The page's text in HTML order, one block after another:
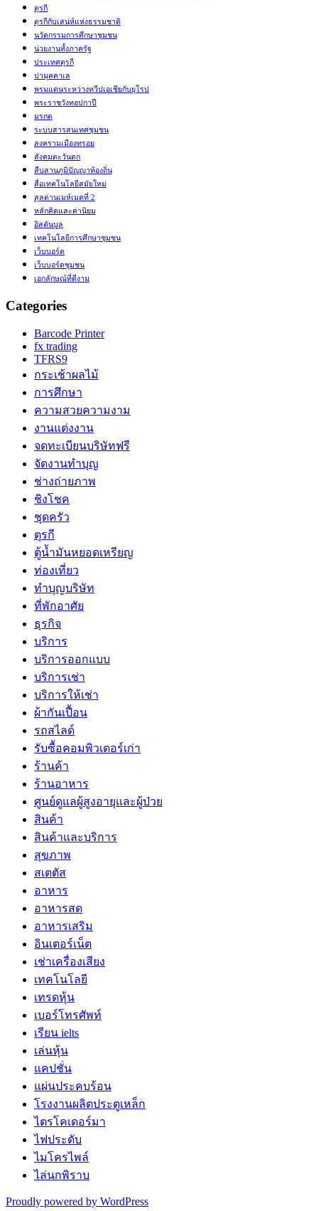
ตุรกี
ตุรกีกับเสน่ห์แห่งธรรมชาติ
นวัตกรรมการศึกษาชุมชน
น่วยงานทั้งภาครัฐ
ประเทศตุรกี
ปามุคคาเล
พรมแดนระหว่างทวีปเอเชียกับยุโรป
พระราชวังทอปกาปี
มรกต
ระบบสารสนเทศชุมชน
สงครามเมืองทรอย
สังคมตะวันตก
สืบสานภูมิปัญญาท้องถิ่น
สื่อเทคโนโลยีสมัยใหม่
สุลต่านเมห์เมตที่ 2
หลักคิดและค่านิยม
อิสตันบูล
เทคโนโลยีการศึกษาชุมชน
เว็บบอร์ด
เว็บบอร์ดชุมชน
เอกลักษณ์ที่ดีงาม
Categories
Barcode Printer
fx trading
TFRS9
กระเช้าผลไม้
การศึกษา
ความสวยความงาม
งานแต่งงาน
จดทะเบียนบริษัทฟรี
จัดงานทำบุญ
ช่างถ่ายภาพ
ชิงโชค
ชุดครัว
ตุรกี
ตู้น้ำมันหยอดเหรียญ
ท่องเที่ยว
ทำบุญบริษัท
ที่พักอาศัย
ธุรกิจ
บริการ
บริการออกแบบ
บริการเช่า
บริการให้เช่า
ผ้ากันเปื้อน
รถสไลด์
รับซื้อคอมพิวเตอร์เก่า
ร้านค้า
ร้านอาหาร
ศูนย์ดูแลผู้สูงอายุและผู้ป่วย
สินค้า
สินค้าและบริการ
สุขภาพ
สเตตัส
อาหาร
อาหารสด
อาหารเสริม
อินเตอร์เน็ต
เช่าเครื่องเสียง
เทคโนโลยี
เทรดหุ้น
เบอร์โทรศัพท์
เรียน ielts
เล่นหุ้น
แคปชั่น
แผ่นประคบร้อน
โรงงานผลิตประตูเหล็ก
ไตรโคเดอร์มา
ไฟประดับ
ไมโครไพล์
ไล่นกพิราบ
Proudly powered by WordPress